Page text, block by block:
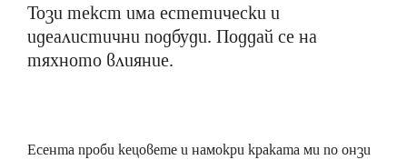
Този текст има естетически и
идеалистични подбуди. Поддай се на
тяхното влияние.
Есента проби кецовете и намокри краката ми по онзи